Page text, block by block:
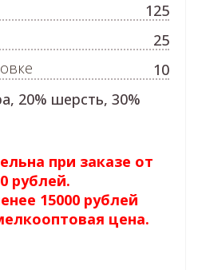
при заказе от
рублей.
15000 рублей
цена.
125
25
10
20% шерсть, 30%